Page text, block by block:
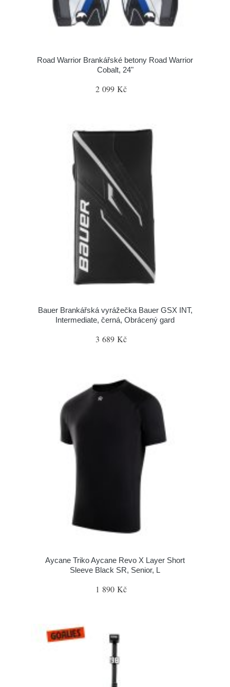
Road Warrior Brankářské betony Road Warrior
Cobalt, 24"
2 099 Kč
Bauer Brankářská vyrážečka Bauer GSX INT,
Intermediate, černá, Obrácený gard
3 689 Kč
Aycane Triko Aycane Revo X Layer Short
Sleeve Black SR, Senior, L
1 890 Kč